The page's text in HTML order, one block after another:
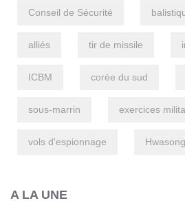
Conseil de Sécurité
alliés tir de missile
ICBM corée du sud
sous-marrin exercices
vols d'espionnage
A LA UNE